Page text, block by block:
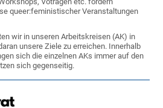
queer:feministischer Veranstaltungen
wir in unseren Arbeitskreisen (AK) in
unsere Ziele zu erreichen. Innerhalb
sich die einzelnen AKs immer auf den
sich gegenseitig.